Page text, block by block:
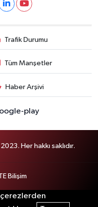
Trafik Durumu
Tüm Manşetler
Haber Arşivi
Her hakkı saklıdır.
Bilişim
çerezlerden